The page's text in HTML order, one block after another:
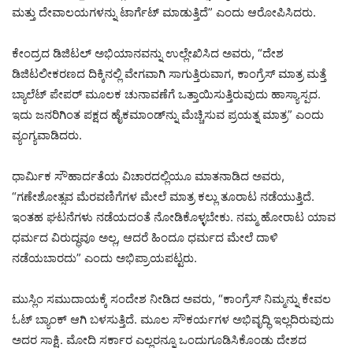
ಮತ್ತು ದೇವಾಲಯಗಳನ್ನು ಟಾರ್ಗೆಟ್ ಮಾಡುತ್ತಿದೆ” ಎಂದು ಆರೋಪಿಸಿದರು.
ಕೇಂದ್ರದ ಡಿಜಿಟಲ್‌ ಅಭಿಯಾನವನ್ನು ಉಲ್ಲೇಖಿಸಿದ ಅವರು, “ದೇಶ
ಡಿಜಿಟಲೀಕರಣದ ದಿಕ್ಕಿನಲ್ಲಿ ವೇಗವಾಗಿ ಸಾಗುತ್ತಿರುವಾಗ, ಕಾಂಗ್ರೆಸ್ ಮಾತ್ರ ಮತ್ತೆ
ಬ್ಯಾಲೆಟ್ ಪೇಪರ್ ಮೂಲಕ ಚುನಾವಣೆಗೆ ಒತ್ತಾಯಿಸುತ್ತಿರುವುದು ಹಾಸ್ಯಾಸ್ಪದ.
ಇದು ಜನರಿಗಿಂತ ಪಕ್ಷದ ಹೈಕಮಾಂಡ್‌ನ್ನು ಮೆಚ್ಚಿಸುವ ಪ್ರಯತ್ನ ಮಾತ್ರ” ಎಂದು
ವ್ಯಂಗ್ಯವಾಡಿದರು.
ಧಾರ್ಮಿಕ ಸೌಹಾರ್ದತೆಯ ವಿಚಾರದಲ್ಲಿಯೂ ಮಾತನಾಡಿದ ಅವರು,
“ಗಣೇಶೋತ್ಸವ ಮೆರವಣಿಗೆಗಳ ಮೇಲೆ ಮಾತ್ರ ಕಲ್ಲು ತೂರಾಟ ನಡೆಯುತ್ತಿದೆ.
ಇಂತಹ ಘಟನೆಗಳು ನಡೆಯದಂತೆ ನೋಡಿಕೊಳ್ಳಬೇಕು. ನಮ್ಮ ಹೋರಾಟ ಯಾವ
ಧರ್ಮದ ವಿರುದ್ಧವೂ ಅಲ್ಲ, ಆದರೆ ಹಿಂದೂ ಧರ್ಮದ ಮೇಲೆ ದಾಳಿ
ನಡೆಯಬಾರದು” ಎಂದು ಅಭಿಪ್ರಾಯಪಟ್ಟರು.
ಮುಸ್ಲಿಂ ಸಮುದಾಯಕ್ಕೆ ಸಂದೇಶ ನೀಡಿದ ಅವರು, “ಕಾಂಗ್ರೆಸ್ ನಿಮ್ಮನ್ನು ಕೇವಲ
ಓಟ್ ಬ್ಯಾಂಕ್‌ ಆಗಿ ಬಳಸುತ್ತಿದೆ. ಮೂಲ ಸೌಕರ್ಯಗಳ ಅಭಿವೃದ್ಧಿ ಇಲ್ಲದಿರುವುದು
ಅದರ ಸಾಕ್ಷಿ. ಮೋದಿ ಸರ್ಕಾರ ಎಲ್ಲರನ್ನೂ ಒಂದುಗೂಡಿಸಿಕೊಂಡು ದೇಶದ